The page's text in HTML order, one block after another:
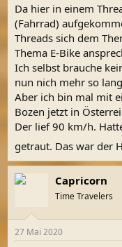
Da hier in einem
(Fahrrad)
Threads sich dem
Thema E-Bike
Ich selbst brauche
nun nich mehr so
Aber ich bin mal mit
Bozen jetzt in
Der lief 90 km/h.
getraut. Das war der
Capricorn
Time Travelers
27 Mai 2020